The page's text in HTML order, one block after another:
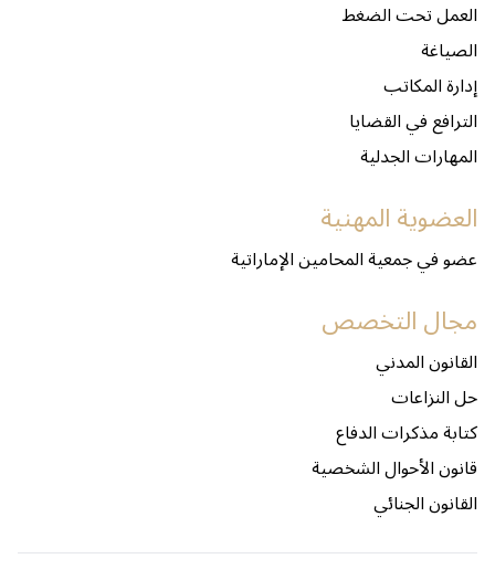
العمل تحت الضغط
الصياغة
إدارة المكاتب
الترافع في القضايا
المهارات الجدلية
العضوية المهنية
عضو في جمعية المحامين الإماراتية
مجال التخصص
القانون المدني
حل النزاعات
كتابة مذكرات الدفاع
قانون الأحوال الشخصية
القانون الجنائي